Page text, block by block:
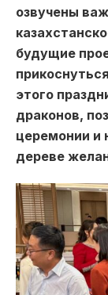
озвучены
будущие
этого
драконов,
церемонии и
дереве